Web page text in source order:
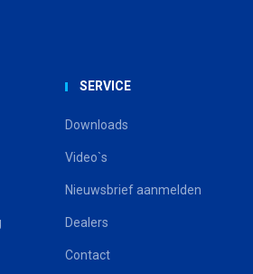
SERVICE
Downloads
Video`s
Nieuwsbrief aanmelden
Dealers
Contact